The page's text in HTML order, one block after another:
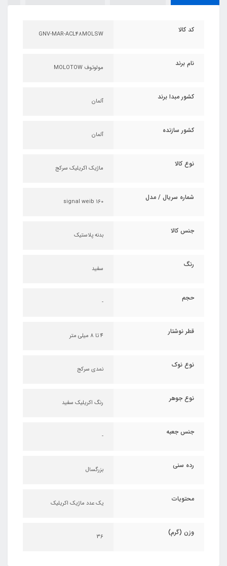
کد کالا GNV-MAR-ACL48MOLSW
نام برند مولوتوف MOLOTOW
کشور مبدا برند آلمان
کشور سازنده آلمان
نوع کالا ماژیک اکریلیک سرکج
شماره سریال / مدل 160 signal weib
جنس کالا بدنه پلاستیک
رنگ سفید
حجم -
قطر نوشتار 4 تا 8 میلی متر
نوع نوک نمدی سرکج
نوع جوهر رنگ اکریلیک سفید
جنس جعبه -
رده سنی بزرگسال
محتویات یک عدد ماژیک اکریلیک
وزن (گرم) 36